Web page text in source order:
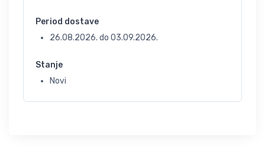
Period dostave
26.08.2026. do 03.09.2026.
Stanje
Novi